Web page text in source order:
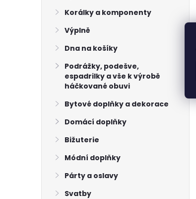
Korálky a komponenty
Výplně
Dna na košíky
Podrážky, podešve,
espadrilky a vše k výrobě
háčkované obuvi
Bytové doplňky a dekorace
Domácí doplňky
Bižuterie
Módní doplňky
Párty a oslavy
Svatby